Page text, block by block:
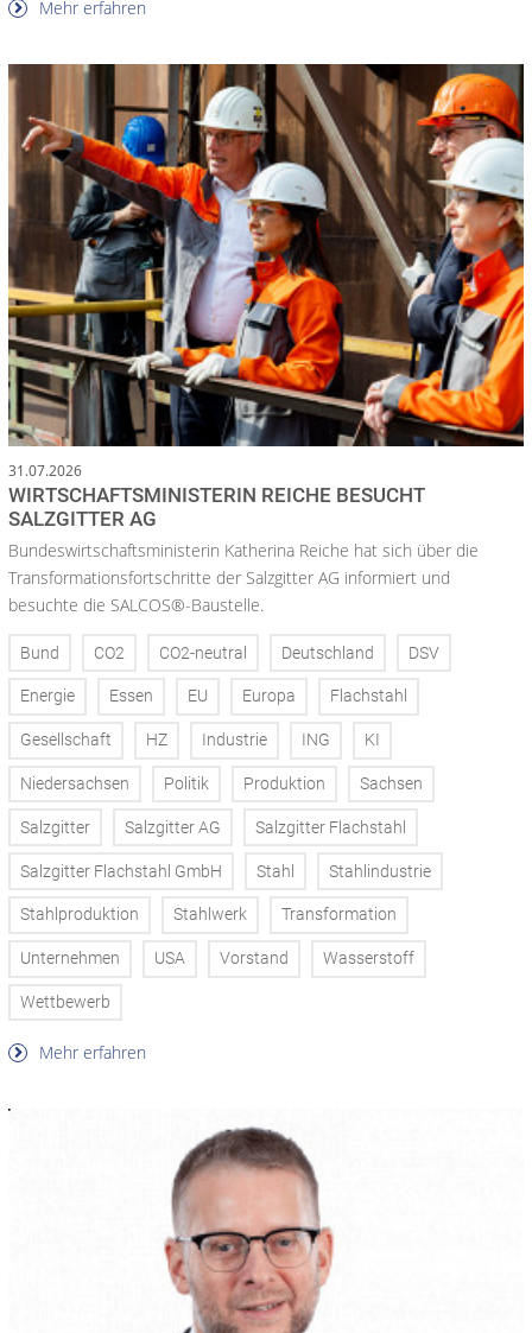
Mehr erfahren
31.07.2026
WIRTSCHAFTSMINISTERIN REICHE BESUCHT
SALZGITTER AG
Bundeswirtschaftsministerin Katherina Reiche hat sich über die
Transformationsfortschritte der Salzgitter AG informiert und
besuchte die SALCOS®-Baustelle.
Bund CO2 CO2-neutral Deutschland DSV
Energie Essen EU Europa Flachstahl
Gesellschaft HZ Industrie ING KI
Niedersachsen Politik Produktion Sachsen
Salzgitter Salzgitter AG Salzgitter Flachstahl
Salzgitter Flachstahl GmbH Stahl Stahlindustrie
Stahlproduktion Stahlwerk Transformation
Unternehmen USA Vorstand Wasserstoff
Wettbewerb
Mehr erfahren